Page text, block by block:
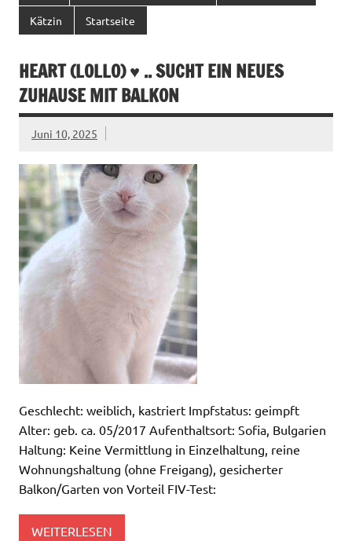
Kätzin Startseite
HEART (LOLLO) ♥ .. SUCHT EIN NEUES
ZUHAUSE MIT BALKON
Juni 10, 2025
Geschlecht: weiblich, kastriert Impfstatus: geimpft
Alter: geb. ca. 05/2017 Aufenthaltsort: Sofia, Bulgarien
Haltung: Keine Vermittlung in Einzelhaltung, reine
Wohnungshaltung (ohne Freigang), gesicherter
Balkon/Garten von Vorteil FIV-Test:
WEITERLESEN